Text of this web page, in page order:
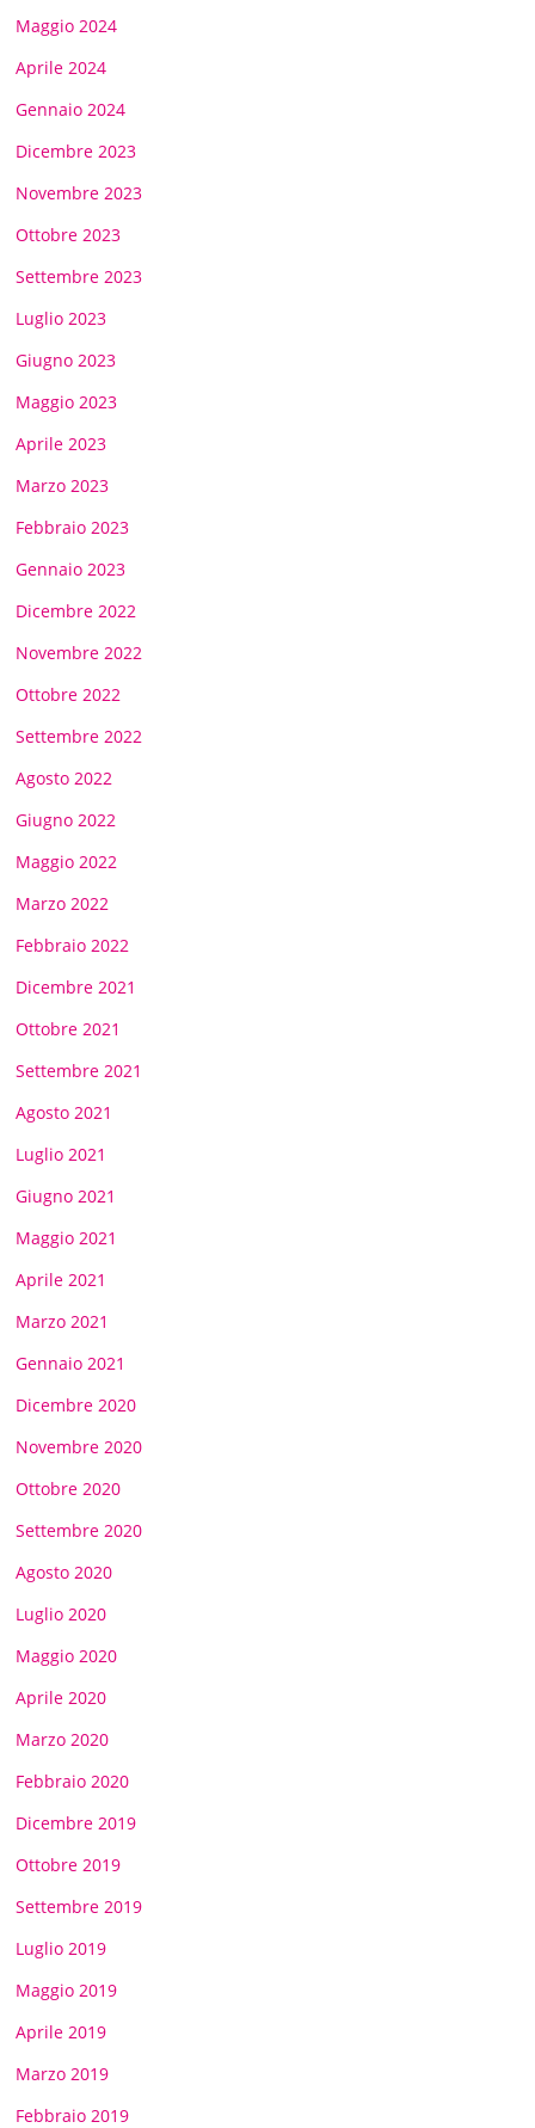
Maggio 2024
Aprile 2024
Gennaio 2024
Dicembre 2023
Novembre 2023
Ottobre 2023
Settembre 2023
Luglio 2023
Giugno 2023
Maggio 2023
Aprile 2023
Marzo 2023
Febbraio 2023
Gennaio 2023
Dicembre 2022
Novembre 2022
Ottobre 2022
Settembre 2022
Agosto 2022
Giugno 2022
Maggio 2022
Marzo 2022
Febbraio 2022
Dicembre 2021
Ottobre 2021
Settembre 2021
Agosto 2021
Luglio 2021
Giugno 2021
Maggio 2021
Aprile 2021
Marzo 2021
Gennaio 2021
Dicembre 2020
Novembre 2020
Ottobre 2020
Settembre 2020
Agosto 2020
Luglio 2020
Maggio 2020
Aprile 2020
Marzo 2020
Febbraio 2020
Dicembre 2019
Ottobre 2019
Settembre 2019
Luglio 2019
Maggio 2019
Aprile 2019
Marzo 2019
Febbraio 2019